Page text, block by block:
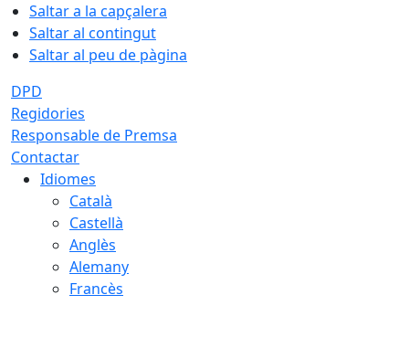
Saltar a la capçalera
Saltar al contingut
Saltar al peu de pàgina
DPD
Regidories
Responsable de Premsa
Contactar
Idiomes
Català
Castellà
Anglès
Alemany
Francès